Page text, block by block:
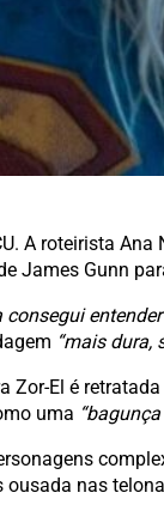
A roteirista
James Gunn
consegui
“mais dura,
El é
uma
ousada nas